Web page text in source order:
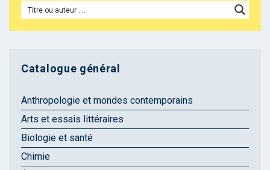
Catalogue général
Anthropologie et mondes contemporains
Arts et essais littéraires
Biologie et santé
Chimie